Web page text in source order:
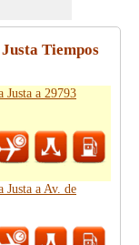
Tiempos
Justa a 29793
Justa a Av. de